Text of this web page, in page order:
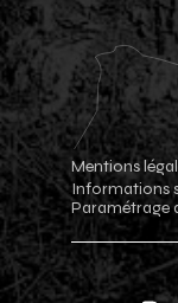
Mentions
Informations
Paramétrage